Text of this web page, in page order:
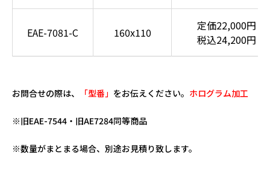
EAE-7081-C 160x110
定価22,000円
税込24,200円
お問合せの際は、 「型番」 をお伝えください。 ホログラム加工
※旧EAE-7544・旧AE7284同等商品
※数量がまとまる場合、別途お見積り致します。